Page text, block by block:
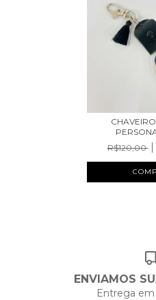
R$120,00
ENVIAMOS
Entrega